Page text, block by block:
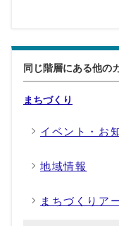
同じ階層にある他の
まちづくり
イベント・お
地域情報
まちづくりア